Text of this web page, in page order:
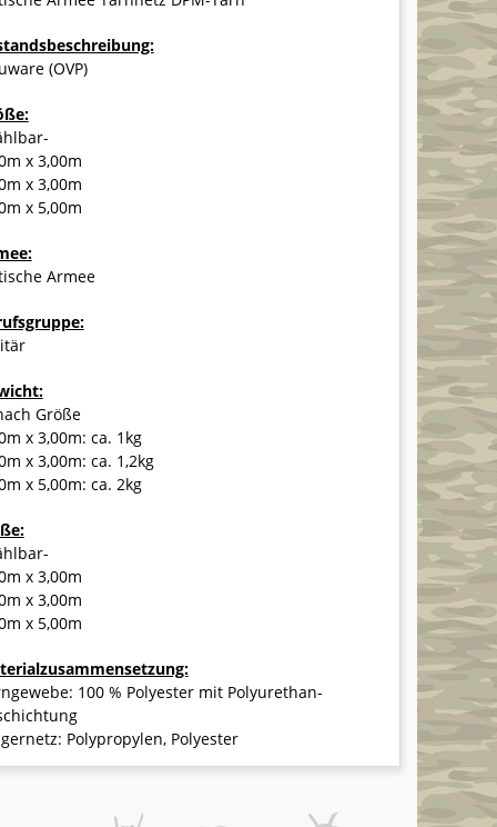
(OVP)
x 3,00m
x 3,00m
x 5,00m
Armee
Größe
x 3,00m: ca. 1kg
x 3,00m: ca. 1,2kg
x 5,00m: ca. 2kg
x 3,00m
x 3,00m
x 5,00m
100 % Polyester mit Polyurethan-
Polypropylen, Polyester